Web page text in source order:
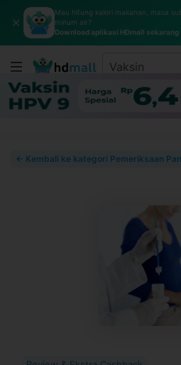
✕
Mau hitung kalori makanan, masa
minum air?
Download aplikasi HDmall sekarang
← Kembali ke kategori Pemeriksaan